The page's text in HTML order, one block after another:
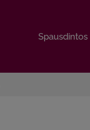
Spausdintos
Spausdintos